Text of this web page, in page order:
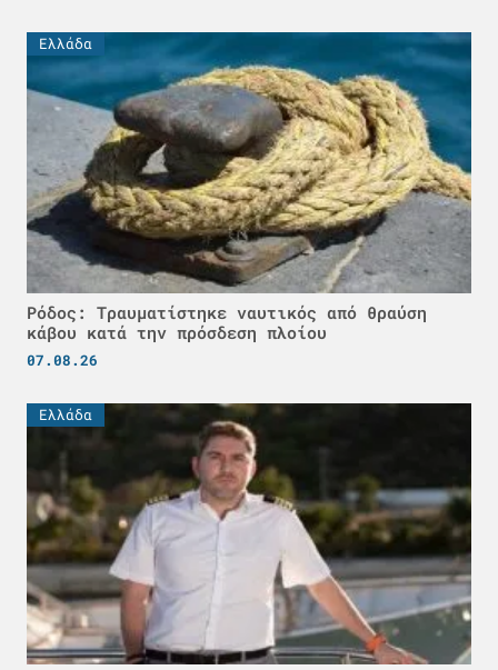
Ελλάδα
Ρόδος: Τραυματίστηκε ναυτικός από θραύση
κάβου κατά την πρόσδεση πλοίου
07.08.26
Ελλάδα